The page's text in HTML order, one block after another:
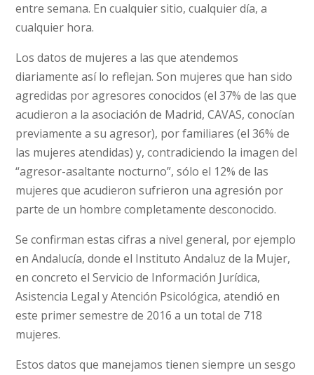
entre semana. En cualquier sitio, cualquier día, a
cualquier hora.
Los datos de mujeres a las que atendemos
diariamente así lo reflejan. Son mujeres que han sido
agredidas por agresores conocidos (el 37% de las que
acudieron a la asociación de Madrid, CAVAS, conocían
previamente a su agresor), por familiares (el 36% de
las mujeres atendidas) y, contradiciendo la imagen del
“agresor-asaltante nocturno”, sólo el 12% de las
mujeres que acudieron sufrieron una agresión por
parte de un hombre completamente desconocido.
Se confirman estas cifras a nivel general, por ejemplo
en Andalucía, donde el Instituto Andaluz de la Mujer,
en concreto el Servicio de Información Jurídica,
Asistencia Legal y Atención Psicológica, atendió en
este primer semestre de 2016 a un total de 718
mujeres.
Estos datos que manejamos tienen siempre un sesgo